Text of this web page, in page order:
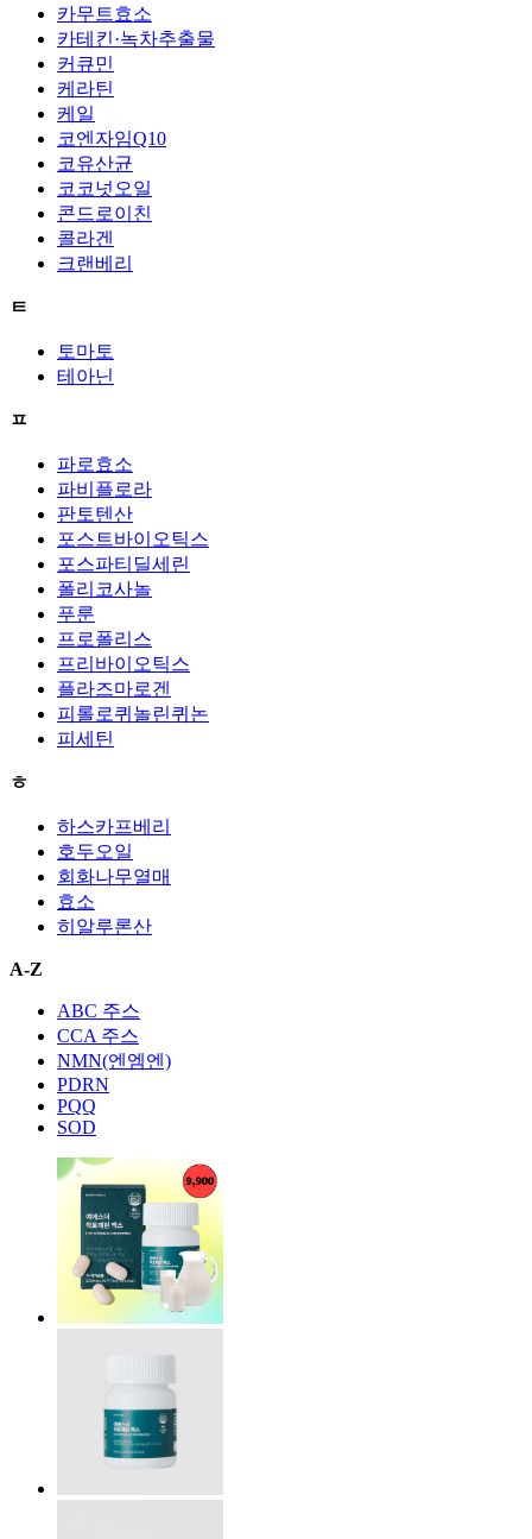
카무트효소
카테킨·녹차추출물
커큐민
케라틴
케일
코엔자임Q10
코유산균
코코넛오일
콘드로이친
콜라겐
크랜베리
ㅌ
토마토
테아닌
ㅍ
파로효소
파비플로라
판토텐산
포스트바이오틱스
포스파티딜세린
폴리코사놀
푸룬
프로폴리스
프리바이오틱스
플라즈마로겐
피롤로퀴놀린퀴논
피세틴
ㅎ
하스카프베리
호두오일
회화나무열매
효소
히알루론산
A-Z
ABC 주스
CCA 주스
NMN(엔엠엔)
PDRN
PQQ
SOD